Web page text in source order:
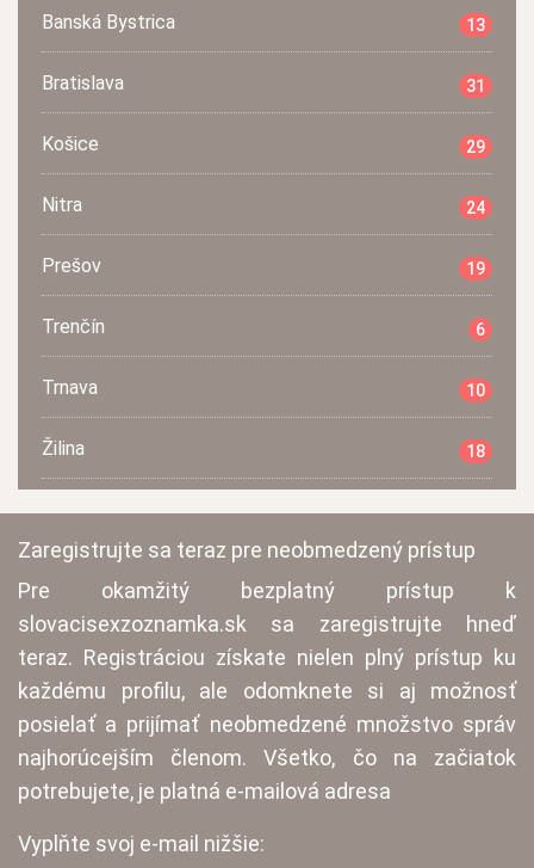
Banská Bystrica 13
Bratislava 31
Košice 29
Nitra 24
Prešov 19
Trenčín 6
Trnava 10
Žilina 18
Zaregistrujte sa teraz pre neobmedzený prístup
Pre okamžitý bezplatný prístup k
slovacisexzoznamka.sk sa zaregistrujte hneď
teraz. Registráciou získate nielen plný prístup ku
každému profilu, ale odomknete si aj možnosť
posielať a prijímať neobmedzené množstvo správ
najhorúcejším členom. Všetko, čo na začiatok
potrebujete, je platná e-mailová adresa
Vyplňte svoj e-mail nižšie: